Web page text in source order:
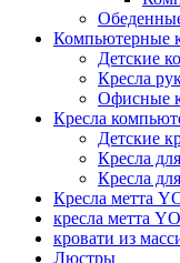
Компьютерные
Детские
Кресла
Офисные
Кресла
Детские
Кресла
Кресла
Кресла метта
кресла метта
кровати из
Люстры